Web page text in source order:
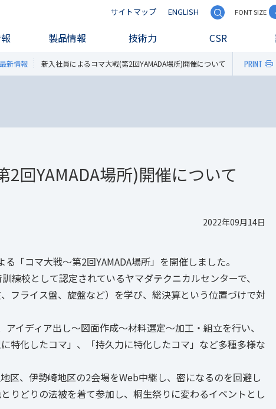
サイトマップ ENGLISH 検索キーワード入
FONT SIZE
製品情報 技術力 CSR
最新情報 新入社員によるコマ大戦(第2回YAMADA場所)開催について PRINT
回YAMADA場所)開催について
2022年09月14日
「コマ大戦～第2回YAMADA場所」を開催しました。
練校として認定されているヤマダテクニカルセンターで、
フライス盤、旋盤など）を学び、総決算という位置づけで対
イディア出し～図面作成～材料選定～加工・組立を行い、
特化したコマ」、「持久力に特化したコマ」など多種多様な
区、伊勢崎地区の2会場をWeb中継し、密になるのを回避し
りどりの法被を着て参加し、桐生祭りに変わるイベントとし